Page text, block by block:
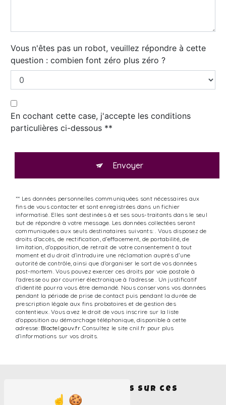
Vous n'êtes pas un robot, veuillez répondre à cette
question : combien font zéro plus zéro ?
En cochant cette case, j'accepte les conditions
particulières ci-dessous **
Envoyer
** Les données personnelles communiquées sont nécessaires aux
fins de vous contacter et sont enregistrées dans un fichier
informatisé. Elles sont destinées à et ses sous-traitants dans le seul
but de répondre à votre message. Les données collectées seront
communiquées aux seuls destinataires suivants: . Vous disposez de
droits d’accès, de rectification, d’effacement, de portabilité, de
limitation, d’opposition, de retrait de votre consentement à tout
moment et du droit d’introduire une réclamation auprès d’une
autorité de contrôle, ainsi que d’organiser le sort de vos données
post-mortem. Vous pouvez exercer ces droits par voie postale à
l'adresse ou par courrier électronique à l'adresse . Un justificatif
d'identité pourra vous être demandé. Nous conservons vos données
pendant la période de prise de contact puis pendant la durée de
prescription légale aux fins probatoires et de gestion des
contentieux. Vous avez le droit de vous inscrire sur la liste
d'opposition au démarchage téléphonique, disponible à cette
adresse: Bloctel.gouv.fr. Consultez le site cnil.fr pour plus
d’informations sur vos droits.
Nous intervenons sur ces
villes